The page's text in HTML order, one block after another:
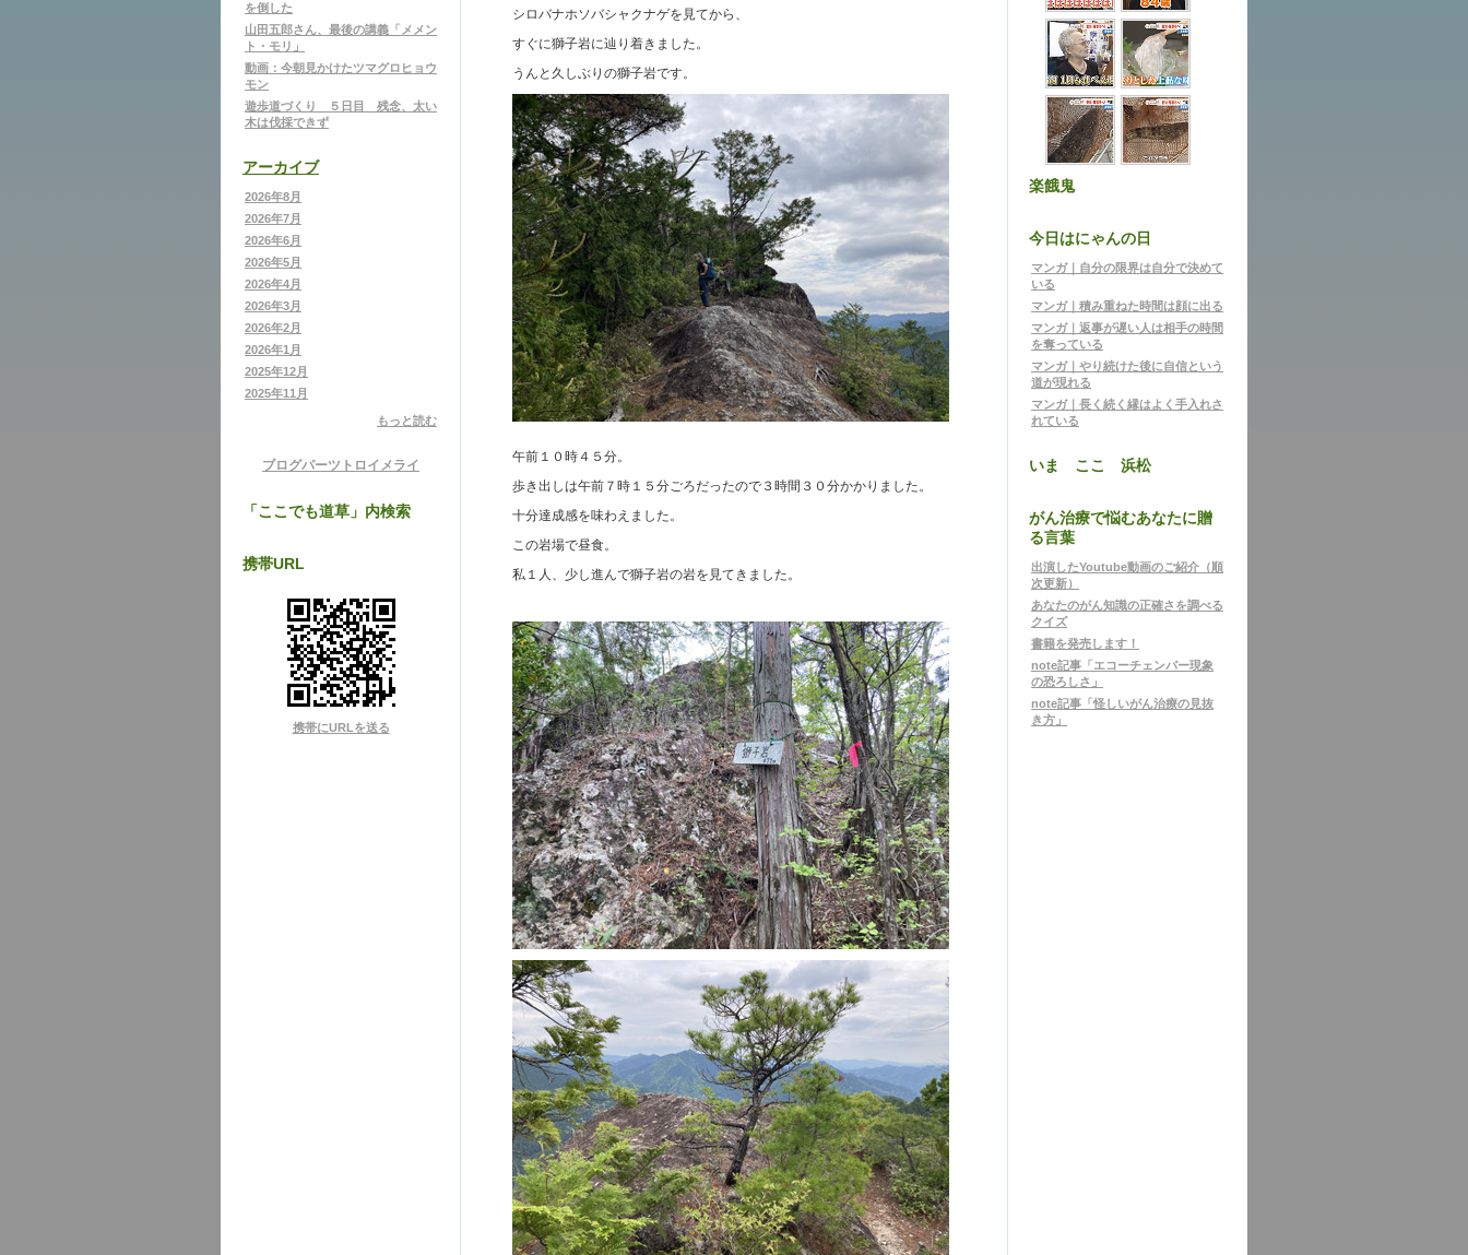
を倒した
山田五郎さん、最後の講義「メメン
ト・モリ」
動画：今朝見かけたツマグロヒョウ
モン
遊歩道づくり ５日目 残念、太い
木は伐採できず
アーカイブ
2026年8月
2026年7月
2026年6月
2026年5月
2026年4月
2026年3月
2026年2月
2026年1月
2025年12月
2025年11月
もっと読む
ブログパーツ トロイメライ
「ここでも道草」内検索
携帯URL
携帯にURLを送る
シロバナホソバシャクナゲを見てから、
すぐに獅子岩に辿り着きました。
うんと久しぶりの獅子岩です。
午前１０時４５分。
歩き出しは午前７時１５分ごろだったので３時間３０分かかりました。
十分達成感を味わえました。
この岩場で昼食。
私１人、少し進んで獅子岩の岩を見てきました。
楽餓鬼
今日はにゃんの日
マンガ｜自分の限界は自分で決めて
いる
マンガ｜積み重ねた時間は顔に出る
マンガ｜返事が遅い人は相手の時間
を奪っている
マンガ｜やり続けた後に自信という
道が現れる
マンガ｜長く続く縁はよく手入れさ
れている
いま ここ 浜松
がん治療で悩むあなたに贈
る言葉
出演したYoutube動画のご紹介（順
次更新）
あなたのがん知識の正確さを調べる
クイズ
書籍を発売します！
note記事「エコーチェンバー現象
の恐ろしさ」
note記事「怪しいがん治療の見抜
き方」